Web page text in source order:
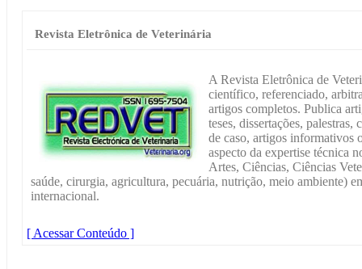
Revista Eletrônica de Veterinária
A Revista Eletrônica de
científico, referenciado,
artigos completos. Publica
teses, dissertações, palestras,
de caso, artigos informativos
aspecto da expertise técnica
Artes, Ciências, Ciências
saúde, cirurgia, agricultura, pecuária, nutrição, meio ambiente)
internacional.
[ Acessar Conteúdo ]